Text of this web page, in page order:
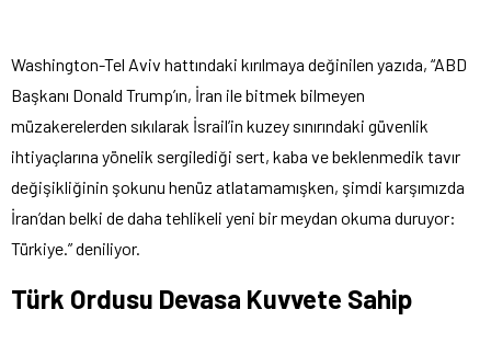
Washington-Tel Aviv hattındaki kırılmaya değinilen yazıda, “ABD
Başkanı Donald Trump’ın, İran ile bitmek bilmeyen
müzakerelerden sıkılarak İsrail’in kuzey sınırındaki güvenlik
ihtiyaçlarına yönelik sergilediği sert, kaba ve beklenmedik tavır
değişikliğinin şokunu henüz atlatamamışken, şimdi karşımızda
İran’dan belki de daha tehlikeli yeni bir meydan okuma duruyor:
Türkiye.” deniliyor.
Türk Ordusu Devasa Kuvvete Sahip